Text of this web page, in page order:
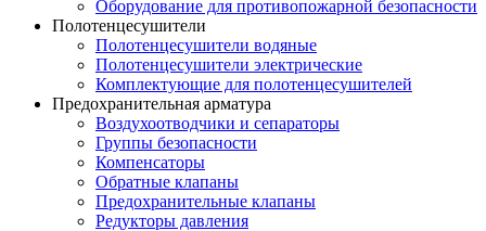
Оборудование для противопожарной безопасности
Полотенцесушители
Полотенцесушители водяные
Полотенцесушители электрические
Комплектующие для полотенцесушителей
Предохранительная арматура
Воздухоотводчики и сепараторы
Группы безопасности
Компенсаторы
Обратные клапаны
Предохранительные клапаны
Редукторы давления